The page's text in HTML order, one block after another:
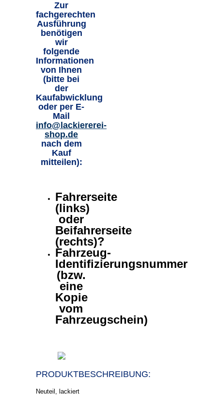
Zur
fachgerechten
Ausführung
benötigen
wir
folgende
Informationen
von Ihnen
(bitte bei
der
Kaufabwicklung
oder per E-
Mail
info@lackiererei-
shop.de
nach dem
Kauf
mitteilen):
Fahrerseite
(links)
oder
Beifahrerseite
(rechts)?
Fahrzeug-
Identifizierungsnummer
(bzw.
eine
Kopie
vom
Fahrzeugschein)
PRODUKTBESCHREIBUNG:
Neuteil, lackiert